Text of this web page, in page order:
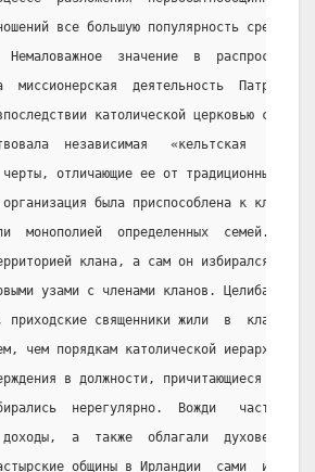
все большую популярность среди
Немаловажное  значение  в
миссионерская  деятельность
католической церковью
независимая   «кельтская
отличающие ее от традиционных для
была приспособлена к
монополией  определенных  семей.
клана, а сам он избирался из
узами с членами кланов. Целибат
приходские священники жили  в  кланах
чем порядкам католической иерархии.
в должности, причитающиеся папе
нерегулярно.  Вожди   часто
а  также  облагали
общины в Ирландии  сами